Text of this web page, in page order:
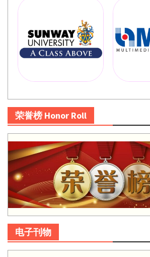
荣誉榜 Honor Roll
电子刊物